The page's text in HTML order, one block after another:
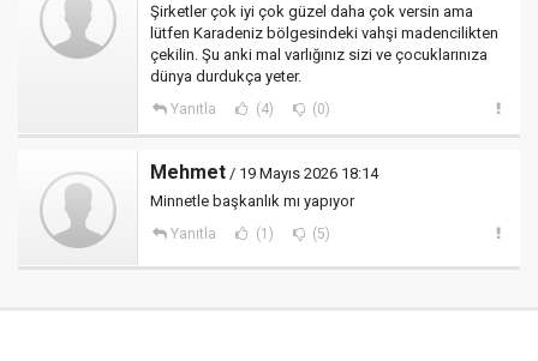
Şirketler çok iyi çok güzel daha çok versin ama
lütfen Karadeniz bölgesindeki vahşi madencilikten
çekilin. Şu anki mal varlığınız sizi ve çocuklarınıza
dünya durdukça yeter.
Yanıtla (4) (0)
Mehmet / 19 Mayıs 2026 18:14
Minnetle başkanlık mı yapıyor
Yanıtla (1) (5)